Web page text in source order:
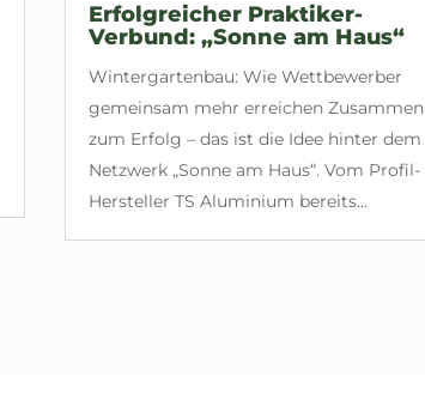
Erfolgreicher Praktiker-
Verbund: „Sonne am Haus“
Wintergartenbau: Wie Wettbewerber
gemeinsam mehr erreichen Zusammen
zum Erfolg – das ist die Idee hinter dem
Netzwerk „Sonne am Haus“. Vom Profil-
Hersteller TS Aluminium bereits...